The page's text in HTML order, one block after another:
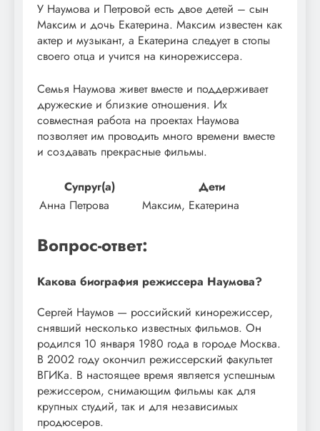
У Наумова и Петровой есть двое детей – сын
Максим и дочь Екатерина. Максим известен как
актер и музыкант, а Екатерина следует в стопы
своего отца и учится на кинорежиссера.
Семья Наумова живет вместе и поддерживает
дружеские и близкие отношения. Их
совместная работа на проектах Наумова
позволяет им проводить много времени вместе
и создавать прекрасные фильмы.
Супруг(а)
Дети
Анна Петрова
Максим, Екатерина
Вопрос-ответ:
Какова биография режиссера Наумова?
Сергей Наумов — российский кинорежиссер,
снявший несколько известных фильмов. Он
родился 10 января 1980 года в городе Москва.
В 2002 году окончил режиссерский факультет
ВГИКа. В настоящее время является успешным
режиссером, снимающим фильмы как для
крупных студий, так и для независимых
продюсеров.